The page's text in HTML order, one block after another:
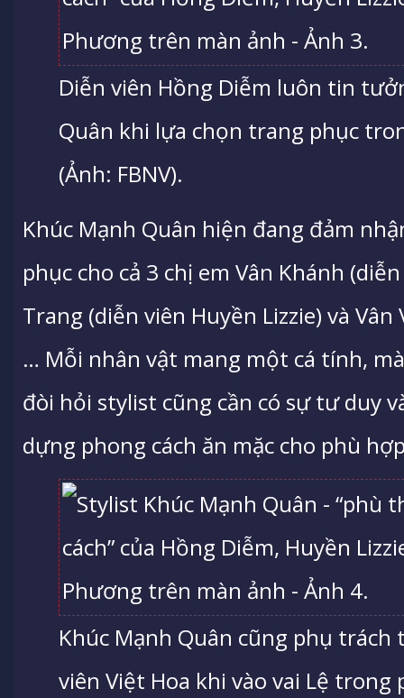
Diễn viên Hồng Diễm luôn tin
Quân khi lựa chọn trang phục
(Ảnh: FBNV).
Khúc Mạnh Quân hiện đang đảm
phục cho cả 3 chị em Vân Khánh
Trang (diễn viên Huyền Lizzie) và
… Mỗi nhân vật mang một cá tính,
đòi hỏi stylist cũng cần có sự tư duy
dựng phong cách ăn mặc cho phù
Khúc Mạnh Quân cũng phụ trách
viên Việt Hoa khi vào vai Lệ trong